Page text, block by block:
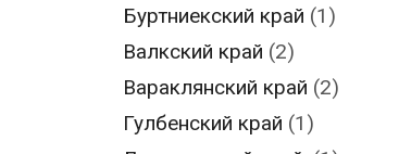
Буртниекский край (1)
Валкский край (2)
Вараклянский край (2)
Гулбенский край (1)